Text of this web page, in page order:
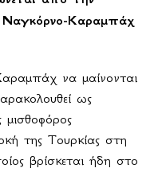
Ναγκόρνο-Καραμπάχ
να μαίνονται
ως
της Τουρκίας στη
βρίσκεται ήδη στο